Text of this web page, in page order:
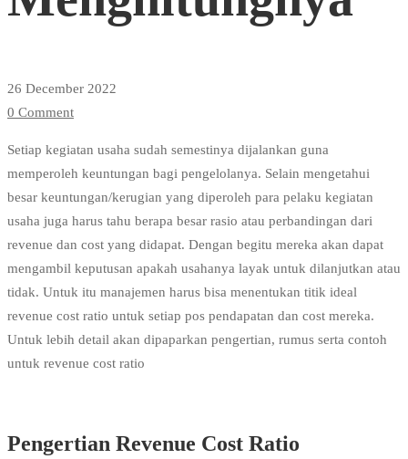
Cara
Menghitungnya
26 December 2022
0 Comment
Setiap kegiatan usaha sudah semestinya dijalankan guna
memperoleh keuntungan bagi pengelolanya. Selain mengetahui
besar keuntungan/kerugian yang diperoleh para pelaku kegiatan
usaha juga harus tahu berapa besar rasio atau perbandingan dari
revenue dan cost yang didapat. Dengan begitu mereka akan dapat
mengambil keputusan apakah usahanya layak untuk dilanjutkan atau
tidak. Untuk itu manajemen harus bisa menentukan titik ideal
revenue cost ratio untuk setiap pos pendapatan dan cost mereka.
Untuk lebih detail akan dipaparkan pengertian, rumus serta contoh
untuk revenue cost ratio
Pengertian Revenue Cost Ratio